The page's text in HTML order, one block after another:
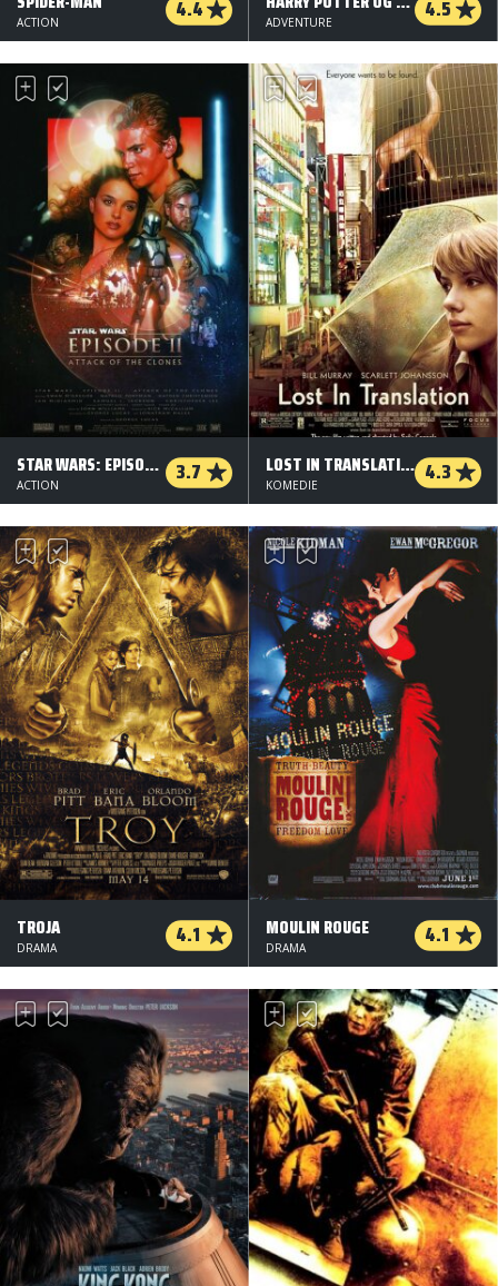
4.4
ACTION 4.5
ADVENTURE
STAR WARS: EPISODE II - KLONERNES ANGREB 3.7
ACTION
LOST IN TRANSLATION 4.3
KOMEDIE
TROJA 4.1
DRAMA
MOULIN ROUGE 4.1
DRAMA